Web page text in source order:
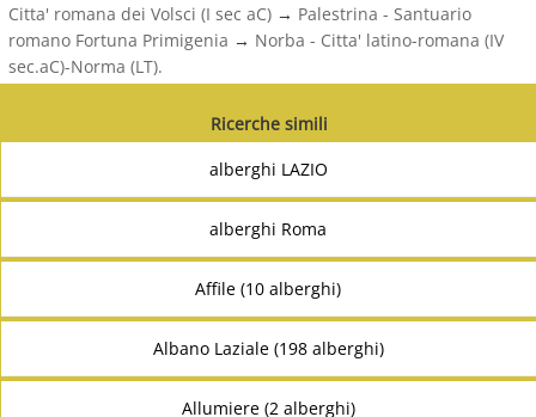
Citta' romana dei Volsci (I sec aC) → Palestrina - Santuario
romano Fortuna Primigenia → Norba - Citta' latino-romana (IV
sec.aC)-Norma (LT).
Ricerche simili
alberghi LAZIO
alberghi Roma
Affile (10 alberghi)
Albano Laziale (198 alberghi)
Allumiere (2 alberghi)